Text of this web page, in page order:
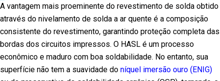
A vantagem mais proeminente do revestimento de solda obtido
através do nivelamento de solda a ar quente é a composição
consistente do revestimento, garantindo proteção completa das
bordas dos circuitos impressos. O HASL é um processo
econômico e maduro com boa soldabilidade. No entanto, sua
superfície não tem a suavidade do níquel imersão ouro (ENIG)